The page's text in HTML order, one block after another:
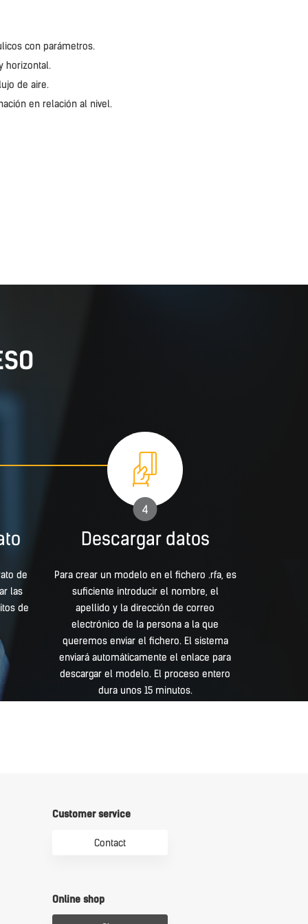
con parámetros.
horizontal.
de aire.
en relación al nivel.
de
las
de
4
Descargar datos
Para crear un modelo en el fichero .rfa, es
suficiente introducir el nombre, el
apellido y la dirección de correo
electrónico de la persona a la que
queremos enviar el fichero. El sistema
enviará automáticamente el enlace para
descargar el modelo. El proceso entero
dura unos 15 minutos.
Customer service
Contact
Online shop